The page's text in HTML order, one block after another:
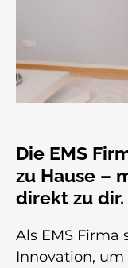
Die EMS
zu Hause –
direkt zu dir.
Als EMS
Innovation,